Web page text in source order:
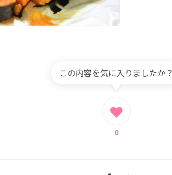
この内容を気に入りましたか？
0